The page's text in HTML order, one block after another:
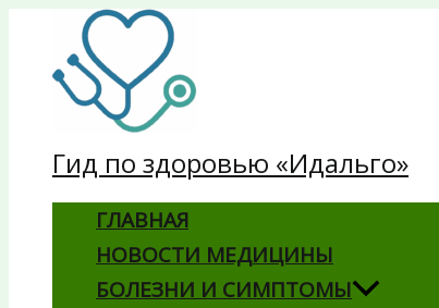
содержимому
Гид по здоровью «Идальго»
ГЛАВНАЯ
НОВОСТИ МЕДИЦИНЫ
БОЛЕЗНИ И СИМПТОМЫ